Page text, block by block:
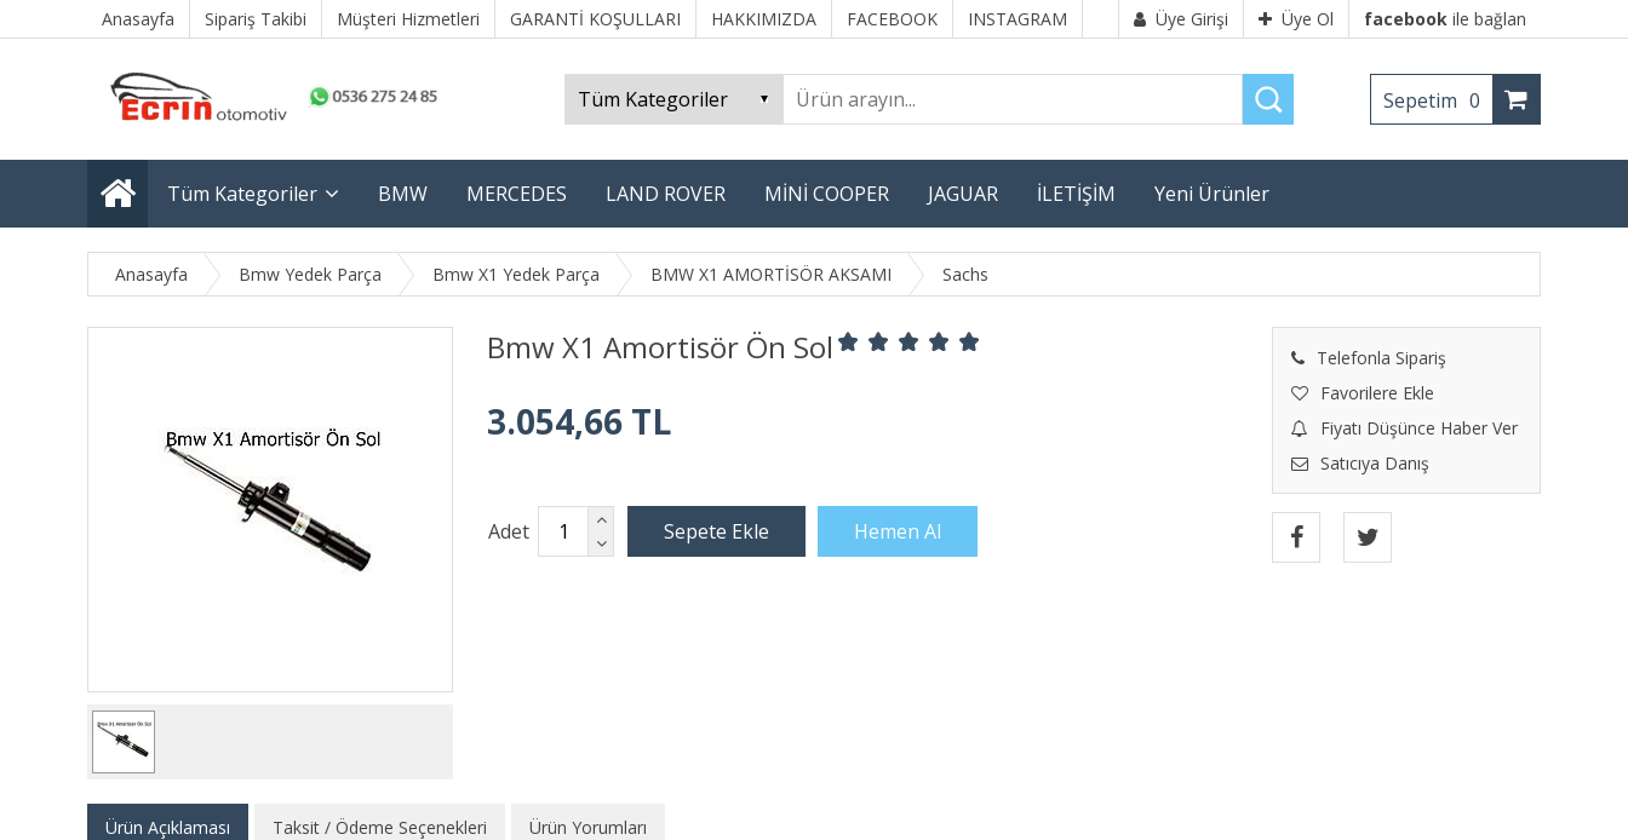
Anasayfa Sipariş Takibi Müşteri Hizmetleri GARANTİ KOŞULLARI HAKKIMIZDA FACEBOOK INSTAGRAM Üye Girişi Üye Ol facebook ile bağlan
Sepetim 0
Tüm Kategoriler BMW MERCEDES LAND ROVER MİNİ COOPER JAGUAR İLETİŞİM Yeni Ürünler
Anasayfa Bmw Yedek Parça Bmw X1 Yedek Parça BMW X1 AMORTİSÖR AKSAMI Sachs
Bmw X1 Amortisör Ön Sol
Telefonla Sipariş
Favorilere Ekle
Fiyatı Düşünce Haber Ver
Satıcıya Danış
3.054,66 TL
Adet
Ürün Açıklaması Taksit / Ödeme Seçenekleri Ürün Yorumları